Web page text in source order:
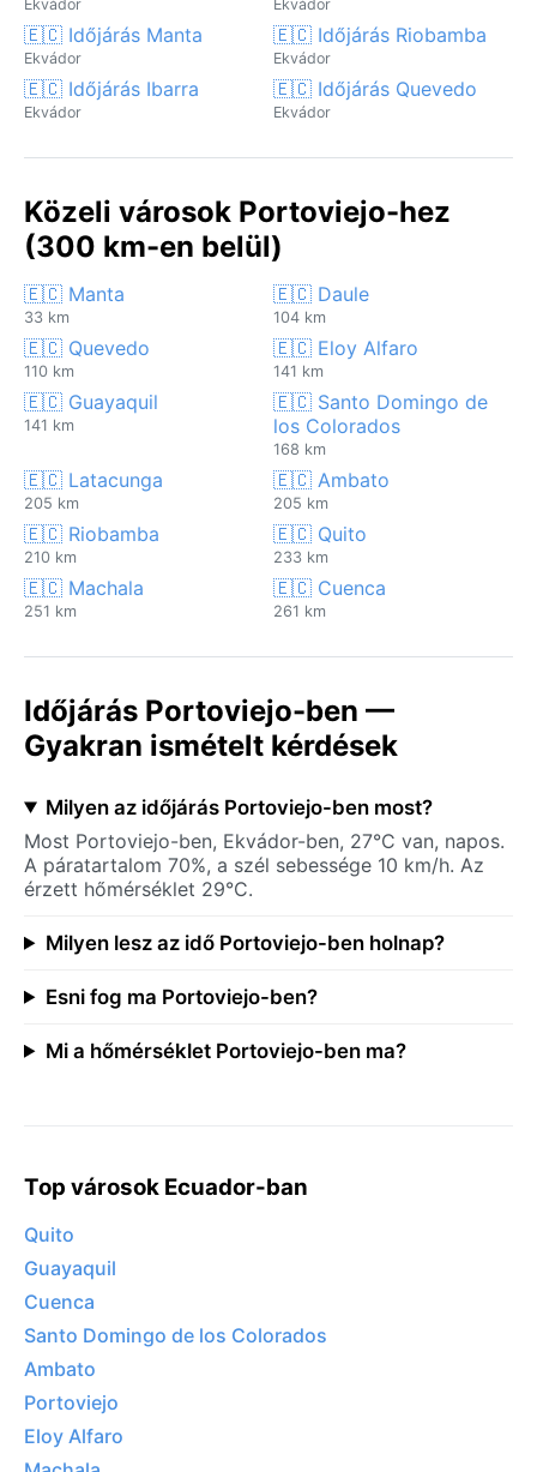
Ekvádor Ekvádor
🇪🇨 Időjárás Manta
Ekvádor
🇪🇨 Időjárás Riobamba
Ekvádor
🇪🇨 Időjárás Ibarra
Ekvádor
🇪🇨 Időjárás Quevedo
Ekvádor
Közeli városok Portoviejo-hez
(300 km-en belül)
🇪🇨 Manta
33 km
🇪🇨 Daule
104 km
🇪🇨 Quevedo
110 km
🇪🇨 Eloy Alfaro
141 km
🇪🇨 Guayaquil
141 km
🇪🇨 Santo Domingo de
los Colorados
168 km
🇪🇨 Latacunga
205 km
🇪🇨 Ambato
205 km
🇪🇨 Riobamba
210 km
🇪🇨 Quito
233 km
🇪🇨 Machala
251 km
🇪🇨 Cuenca
261 km
Időjárás Portoviejo-ben —
Gyakran ismételt kérdések
Milyen az időjárás Portoviejo-ben most?
Most Portoviejo-ben, Ekvádor-ben, 27°C van, napos.
A páratartalom 70%, a szél sebessége 10 km/h. Az
érzett hőmérséklet 29°C.
Milyen lesz az idő Portoviejo-ben holnap?
Esni fog ma Portoviejo-ben?
Mi a hőmérséklet Portoviejo-ben ma?
Top városok Ecuador-ban
Quito
Guayaquil
Cuenca
Santo Domingo de los Colorados
Ambato
Portoviejo
Eloy Alfaro